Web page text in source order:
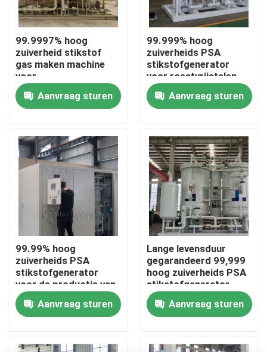
Thuis
Producten
Over ons
Kwaliteitscontrole
Neem contact met ons op
Vraag een offerte
PSA stikstofgasgeneratoren
De Generator van de hoge Zuiverheidsstikstof
99.9997% hoog
zuiverheid stikstof
gas maken machine
voor
warmtebehandeling
met CEAanvraag sturen
99.999% hoog
zuiverheids PSA
stikstofgenerator
voor roestvrijstalen
buis
Aanvraag sturen
99.99% hoog
zuiverheids PSA
stikstofgenerator
voor de productie van
airconditioners
Aanvraag sturen
Lange levensduur
gegarandeerd 99,999
hoog zuiverheids PSA
stikstofgenerator
Aanvraag sturen